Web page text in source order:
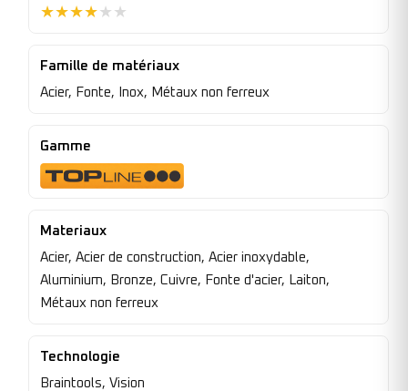
★★★★★ ★
Famille de matériaux
Acier, Fonte, Inox, Métaux non ferreux
Gamme
Materiaux
Acier, Acier de construction, Acier inoxydable,
Aluminium, Bronze, Cuivre, Fonte d'acier, Laiton,
Métaux non ferreux
Technologie
Braintools, Vision